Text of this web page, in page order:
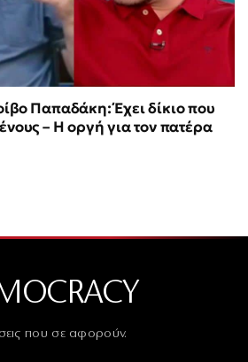
Παπαδάκη: Έχει δίκιο που
– Η οργή για τον πατέρα
που σε αφορούν.